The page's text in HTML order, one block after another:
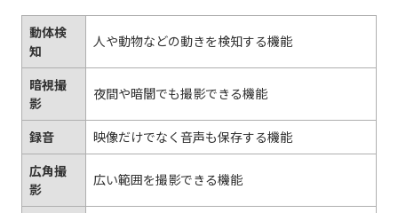
動体検
知
人や動物などの動きを検知する機能
暗視撮
影
夜間や暗闇でも撮影できる機能
録音
映像だけでなく音声も保存する機能
広角撮
影
広い範囲を撮影できる機能